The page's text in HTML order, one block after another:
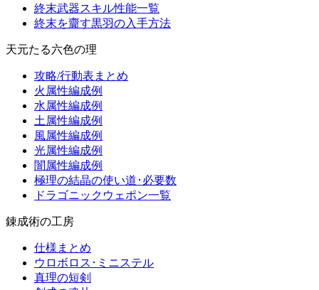
終末武器スキル性能一覧
終末を齎す黒羽の入手方法
天元たる六色の理
攻略/行動表まとめ
火属性編成例
水属性編成例
土属性編成例
風属性編成例
光属性編成例
闇属性編成例
極理の結晶の使い道･必要数
ドラゴニックウェポン一覧
錬成術の工房
仕様まとめ
ウロボロス･ミニステル
真理の短剣